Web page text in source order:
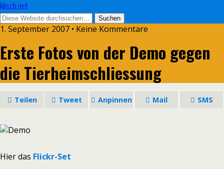
klisch.net
1. September 2007 • Keine Kommentare
Erste Fotos von der Demo gegen
die Tierheimschliessung
Teilen Tweet Anpinnen Mail SMS
Hier das Flickr-Set